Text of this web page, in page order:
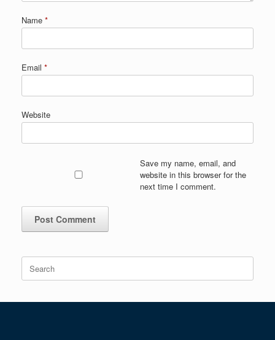
Name *
Email *
Website
Save my name, email, and
website in this browser for the
next time I comment.
Search
for: